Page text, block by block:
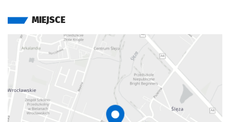
MIEJSCE